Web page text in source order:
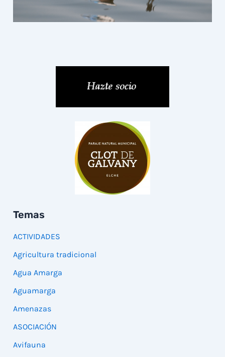
Temas
ACTIVIDADES
Agricultura tradicional
Agua Amarga
Aguamarga
Amenazas
ASOCIACIÓN
Avifauna